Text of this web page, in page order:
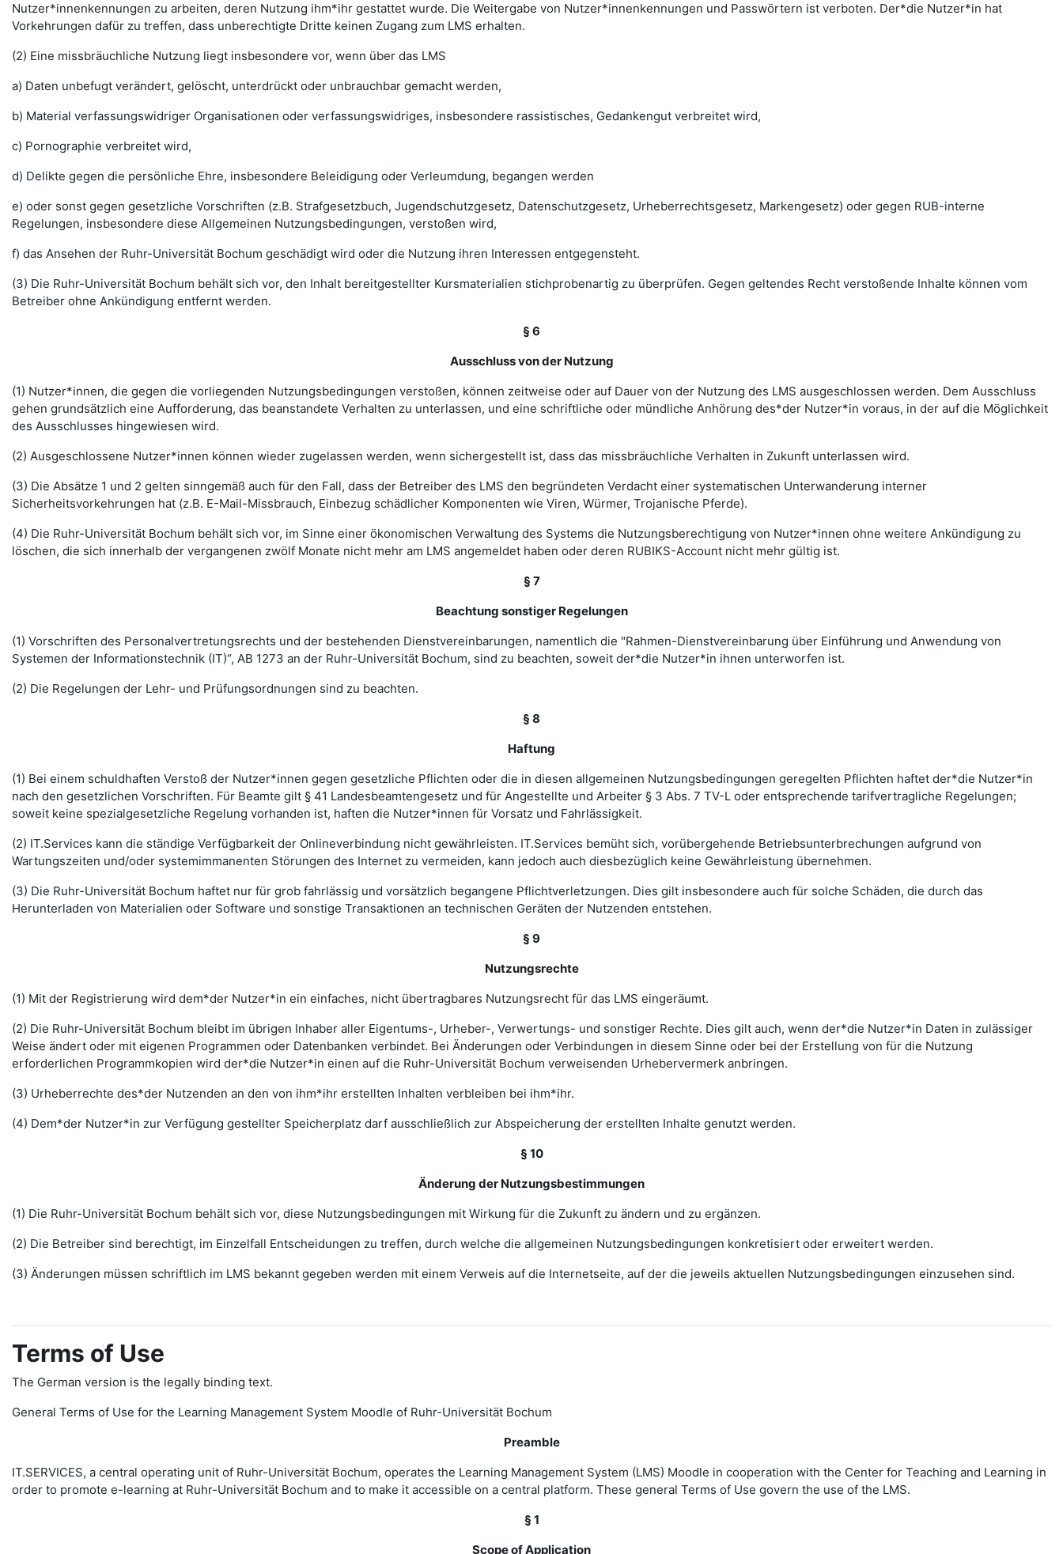
Nutzer*innenkennungen zu arbeiten, deren Nutzung ihm*ihr gestattet wurde. Die Weitergabe von Nutzer*innenkennungen und Passwörtern ist verboten. Der*die Nutzer*in hat
Vorkehrungen dafür zu treffen, dass unberechtigte Dritte keinen Zugang zum LMS erhalten.
(2) Eine missbräuchliche Nutzung liegt insbesondere vor, wenn über das LMS
a) Daten unbefugt verändert, gelöscht, unterdrückt oder unbrauchbar gemacht werden,
b) Material verfassungswidriger Organisationen oder verfassungswidriges, insbesondere rassistisches, Gedankengut verbreitet wird,
c) Pornographie verbreitet wird,
d) Delikte gegen die persönliche Ehre, insbesondere Beleidigung oder Verleumdung, begangen werden
e) oder sonst gegen gesetzliche Vorschriften (z.B. Strafgesetzbuch, Jugendschutzgesetz, Datenschutzgesetz, Urheberrechtsgesetz, Markengesetz) oder gegen RUB-interne
Regelungen, insbesondere diese Allgemeinen Nutzungsbedingungen, verstoßen wird,
f) das Ansehen der Ruhr-Universität Bochum geschädigt wird oder die Nutzung ihren Interessen entgegensteht.
(3) Die Ruhr-Universität Bochum behält sich vor, den Inhalt bereitgestellter Kursmaterialien stichprobenartig zu überprüfen. Gegen geltendes Recht verstoßende Inhalte können vom
Betreiber ohne Ankündigung entfernt werden.
§ 6
Ausschluss von der Nutzung
(1) Nutzer*innen, die gegen die vorliegenden Nutzungsbedingungen verstoßen, können zeitweise oder auf Dauer von der Nutzung des LMS ausgeschlossen werden. Dem Ausschluss
gehen grundsätzlich eine Aufforderung, das beanstandete Verhalten zu unterlassen, und eine schriftliche oder mündliche Anhörung des*der Nutzer*in voraus, in der auf die Möglichkeit
des Ausschlusses hingewiesen wird.
(2) Ausgeschlossene Nutzer*innen können wieder zugelassen werden, wenn sichergestellt ist, dass das missbräuchliche Verhalten in Zukunft unterlassen wird.
(3) Die Absätze 1 und 2 gelten sinngemäß auch für den Fall, dass der Betreiber des LMS den begründeten Verdacht einer systematischen Unterwanderung interner
Sicherheitsvorkehrungen hat (z.B. E-Mail-Missbrauch, Einbezug schädlicher Komponenten wie Viren, Würmer, Trojanische Pferde).
(4) Die Ruhr-Universität Bochum behält sich vor, im Sinne einer ökonomischen Verwaltung des Systems die Nutzungsberechtigung von Nutzer*innen ohne weitere Ankündigung zu
löschen, die sich innerhalb der vergangenen zwölf Monate nicht mehr am LMS angemeldet haben oder deren RUBIKS-Account nicht mehr gültig ist.
§ 7
Beachtung sonstiger Regelungen
(1) Vorschriften des Personalvertretungsrechts und der bestehenden Dienstvereinbarungen, namentlich die "Rahmen-Dienstvereinbarung über Einführung und Anwendung von
Systemen der Informationstechnik (IT)“, AB 1273 an der Ruhr-Universität Bochum, sind zu beachten, soweit der*die Nutzer*in ihnen unterworfen ist.
(2) Die Regelungen der Lehr- und Prüfungsordnungen sind zu beachten.
§ 8
Haftung
(1) Bei einem schuldhaften Verstoß der Nutzer*innen gegen gesetzliche Pflichten oder die in diesen allgemeinen Nutzungsbedingungen geregelten Pflichten haftet der*die Nutzer*in
nach den gesetzlichen Vorschriften. Für Beamte gilt § 41 Landesbeamtengesetz und für Angestellte und Arbeiter § 3 Abs. 7 TV-L oder entsprechende tarifvertragliche Regelungen;
soweit keine spezialgesetzliche Regelung vorhanden ist, haften die Nutzer*innen für Vorsatz und Fahrlässigkeit.
(2) IT.Services kann die ständige Verfügbarkeit der Onlineverbindung nicht gewährleisten. IT.Services bemüht sich, vorübergehende Betriebsunterbrechungen aufgrund von
Wartungszeiten und/oder systemimmanenten Störungen des Internet zu vermeiden, kann jedoch auch diesbezüglich keine Gewährleistung übernehmen.
(3) Die Ruhr-Universität Bochum haftet nur für grob fahrlässig und vorsätzlich begangene Pflichtverletzungen. Dies gilt insbesondere auch für solche Schäden, die durch das
Herunterladen von Materialien oder Software und sonstige Transaktionen an technischen Geräten der Nutzenden entstehen.
§ 9
Nutzungsrechte
(1) Mit der Registrierung wird dem*der Nutzer*in ein einfaches, nicht übertragbares Nutzungsrecht für das LMS eingeräumt.
(2) Die Ruhr-Universität Bochum bleibt im übrigen Inhaber aller Eigentums-, Urheber-, Verwertungs- und sonstiger Rechte. Dies gilt auch, wenn der*die Nutzer*in Daten in zulässiger
Weise ändert oder mit eigenen Programmen oder Datenbanken verbindet. Bei Änderungen oder Verbindungen in diesem Sinne oder bei der Erstellung von für die Nutzung
erforderlichen Programmkopien wird der*die Nutzer*in einen auf die Ruhr-Universität Bochum verweisenden Urhebervermerk anbringen.
(3) Urheberrechte des*der Nutzenden an den von ihm*ihr erstellten Inhalten verbleiben bei ihm*ihr.
(4) Dem*der Nutzer*in zur Verfügung gestellter Speicherplatz darf ausschließlich zur Abspeicherung der erstellten Inhalte genutzt werden.
§ 10
Änderung der Nutzungsbestimmungen
(1) Die Ruhr-Universität Bochum behält sich vor, diese Nutzungsbedingungen mit Wirkung für die Zukunft zu ändern und zu ergänzen.
(2) Die Betreiber sind berechtigt, im Einzelfall Entscheidungen zu treffen, durch welche die allgemeinen Nutzungsbedingungen konkretisiert oder erweitert werden.
(3) Änderungen müssen schriftlich im LMS bekannt gegeben werden mit einem Verweis auf die Internetseite, auf der die jeweils aktuellen Nutzungsbedingungen einzusehen sind.
Terms of Use
The German version is the legally binding text.
General Terms of Use for the Learning Management System Moodle of Ruhr-Universität Bochum
Preamble
IT.SERVICES, a central operating unit of Ruhr-Universität Bochum, operates the Learning Management System (LMS) Moodle in cooperation with the Center for Teaching and Learning in
order to promote e-learning at Ruhr-Universität Bochum and to make it accessible on a central platform. These general Terms of Use govern the use of the LMS.
§ 1
Scope of Application